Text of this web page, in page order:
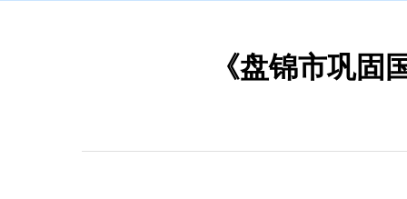
《盘锦市巩